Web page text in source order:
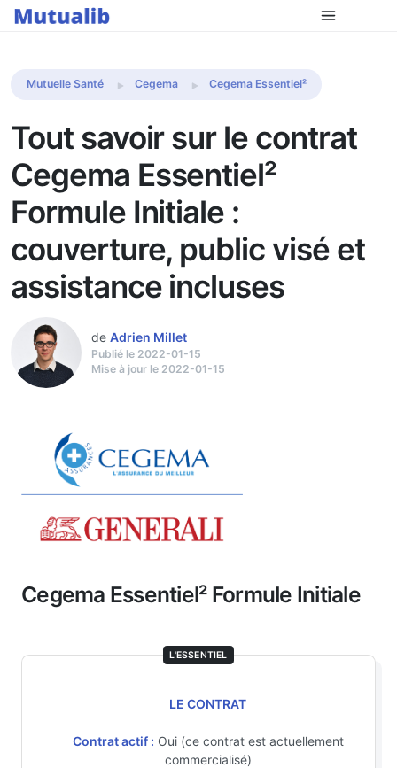
Comparer les mutuelles
Mutuelle Santé Cegema Cegema Essentiel²
Tout savoir sur le contrat
Cegema Essentiel²
Formule Initiale :
couverture, public visé et
assistance incluses
de Adrien Millet
Publié le 2022-01-15
Mise à jour le 2022-01-15
Cegema Essentiel² Formule Initiale
L'ESSENTIEL
LE CONTRAT
Contrat actif : Oui (ce contrat est actuellement
commercialisé)